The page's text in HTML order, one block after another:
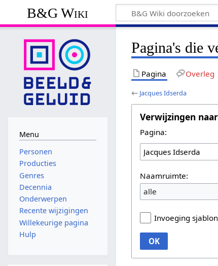
B&G Wiki
Pagina's die
Pagina Overleg
← Jacques Idserda
Verwijzingen
Pagina:
Naamruimte:
alle
Invoeging
OK
Menu
Personen
Producties
Genres
Decennia
Onderwerpen
Recente wijzigingen
Willekeurige pagina
Hulp